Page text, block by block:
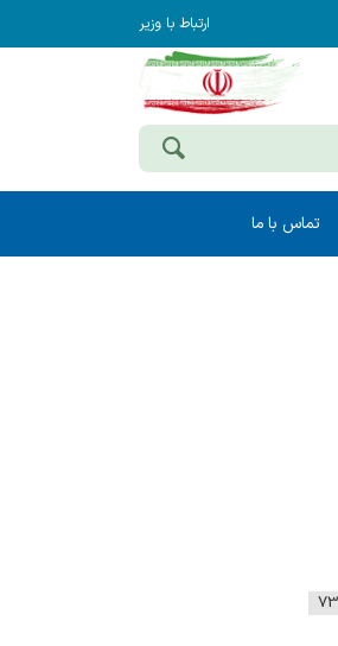
ارتباط با وزیر
تماس با ما